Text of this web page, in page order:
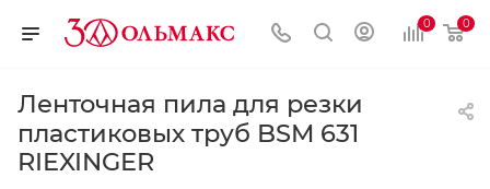
0 0
Ленточная пила для резки
пластиковых труб BSM 631
RIEXINGER